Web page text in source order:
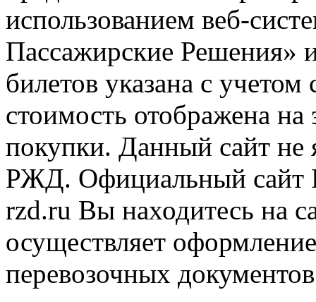
использованием веб-
Пассажирские
билетов указана с
стоимость отображена
покупки. Данный сайт не
РЖД. Официальный сайт
rzd.ru Вы находитесь на
осуществляет
перевозочных